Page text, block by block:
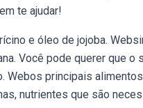
te ajudar!
e óleo de jojoba.
Você pode querer que
Webos principais
nutrientes que são